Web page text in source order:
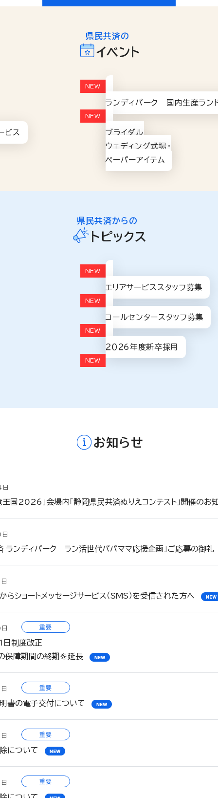
県民共済の
イベント
ランディパーク 国内生産ラン
ビス
ブライダル
ウェディング式場・
ペーパーアイテム
県民共済からの
トピックス
エリアサービススタッフ募集
コールセンタースタッフ募集
２０２6年度新卒採用
お知らせ
王国2026」会場内「静岡県民共済ぬりえコンテスト」開催のお
ランディパーク ラン活世代パパママ応援企画」ご応募の御礼
らショートメッセージサービス（SMS）を受信された方へ
重要
制度改正
の保障期間の終期を延長
重要
書の電子交付について
重要
について
重要